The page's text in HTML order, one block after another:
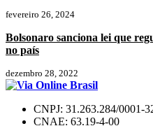
fevereiro 26, 2024
Bolsonaro sanciona lei que
no país
dezembro 28, 2022
CNPJ: 31.263.284/0001-
CNAE: 63.19-4-00